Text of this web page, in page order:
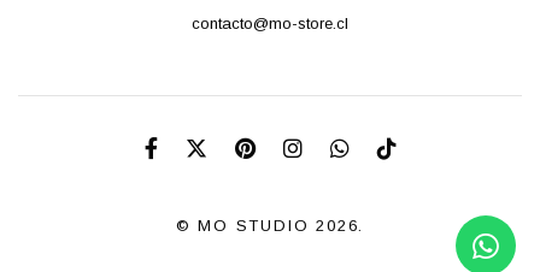
contacto@mo-store.cl
© MO STUDIO 2026.